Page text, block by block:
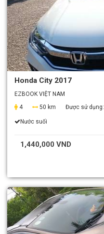
Honda City 2017
EZBOOK VIỆT NAM
4
50 km Được sử dụng:
Nước suối
1,440,000 VND